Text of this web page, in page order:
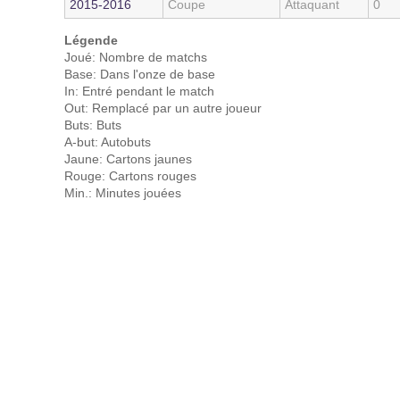
2015‑2016
Coupe Attaquant 0
Légende
Joué: Nombre de matchs
Base: Dans l'onze de base
In: Entré pendant le match
Out: Remplacé par un autre joueur
Buts: Buts
A-but: Autobuts
Jaune: Cartons jaunes
Rouge: Cartons rouges
Min.: Minutes jouées